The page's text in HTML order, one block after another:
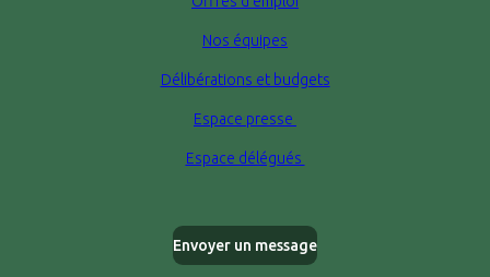
Nos équipes
Délibérations et budgets
Espace presse
Espace délégués
Envoyer un message